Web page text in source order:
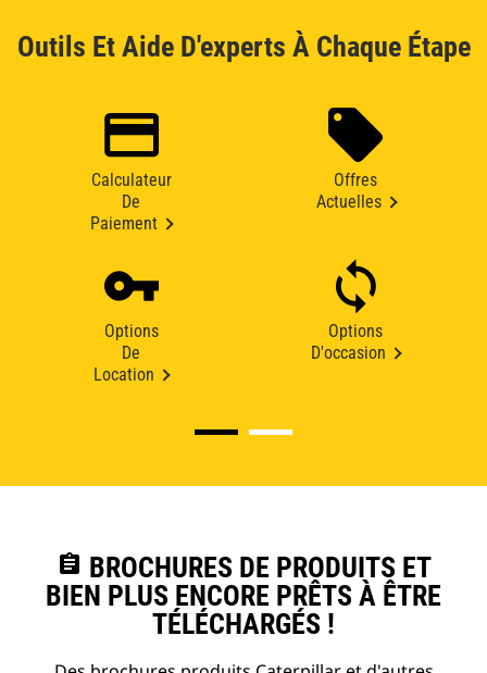
Outils Et Aide D'experts À Chaque Étape
Calculateur
De
Paiement
Offres
Actuelles
Options
De
Location
Options
D'occasion
assignment BROCHURES DE PRODUITS ET
BIEN PLUS ENCORE PRÊTS À ÊTRE
TÉLÉCHARGÉS !